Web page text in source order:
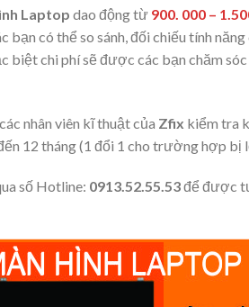
Laptop dao động từ 900. 000 –
bạn có thể so sánh, đối chiếu tính
biệt chi phí sẽ được các bạn chăm
nhân viên kĩ thuật của Zfix kiểm tra
12 tháng (1 đổi 1 cho trường hợp bị
số Hotline: 0913.52.55.53để được